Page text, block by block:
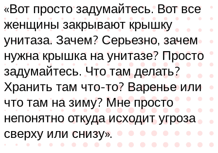
«Вот просто задумайтесь. Вот все
женщины закрывают крышку
унитаза. Зачем? Серьезно, зачем
нужна крышка на унитазе? Просто
задумайтесь. Что там делать?
Хранить там что-то? Варенье или
что там на зиму? Мне просто
непонятно откуда исходит угроза
сверху или снизу».